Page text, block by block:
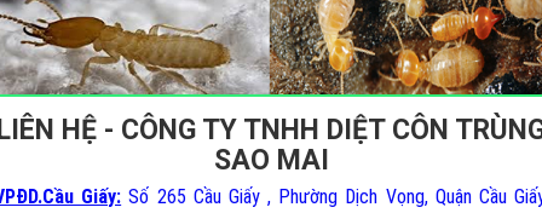
HỆ - CÔNG TY TNHH DIỆT CÔN
SAO MAI
Giấy: Số 265 Cầu Giấy , Phường Dịch Vọng, Quận Cầu